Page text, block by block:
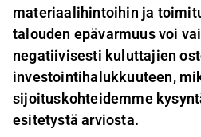
materiaalihintoihin ja
talouden epävarmuus voi
negatiivisesti kuluttajien
investointihalukkuuteen,
sijoituskohteidemme
esitetystä arviosta.